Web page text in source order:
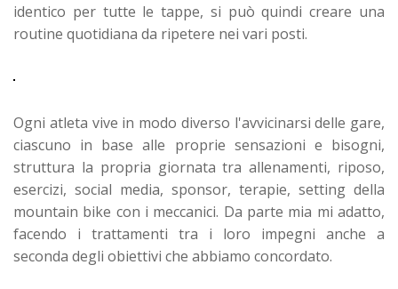
identico per tutte le tappe, si può quindi creare una
routine quotidiana da ripetere nei vari posti.
Ogni atleta vive in modo diverso l'avvicinarsi delle gare,
ciascuno in base alle proprie sensazioni e bisogni,
struttura la propria giornata tra allenamenti, riposo,
esercizi, social media, sponsor, terapie, setting della
mountain bike con i meccanici. Da parte mia mi adatto,
facendo i trattamenti tra i loro impegni anche a
seconda degli obiettivi che abbiamo concordato.